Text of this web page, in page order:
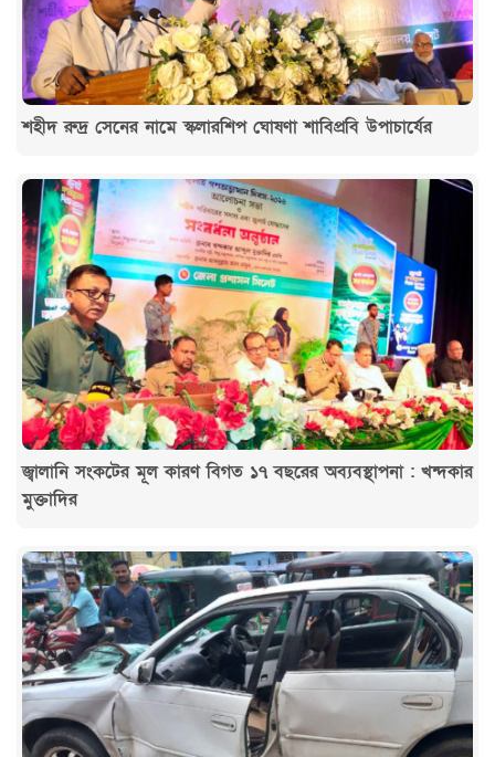
শহীদ রুদ্র সেনের নামে স্কলারশিপ ঘোষণা শাবিপ্রবি উপাচার্যের
জ্বালানি সংকটের মূল কারণ বিগত ১৭ বছরের অব্যবস্থাপনা : খন্দকার
মুক্তাদির